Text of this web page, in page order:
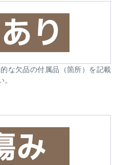
な欠品の付属品（箇所）を記載